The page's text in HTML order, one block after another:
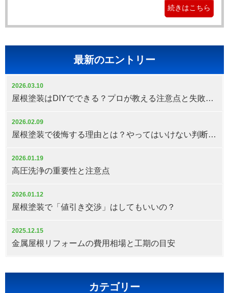
続きはこちら
最新のエントリー
2026.03.10
屋根塗装はDIYでできる？プロが教える注意点と失敗しない判断基準
2026.02.09
屋根塗装で後悔する理由とは？やってはいけない判断と対策
2026.01.19
高圧洗浄の重要性と注意点
2026.01.12
屋根塗装で「値引き交渉」はしてもいいの？
2025.12.15
金属屋根リフォームの費用相場と工期の目安
カテゴリー